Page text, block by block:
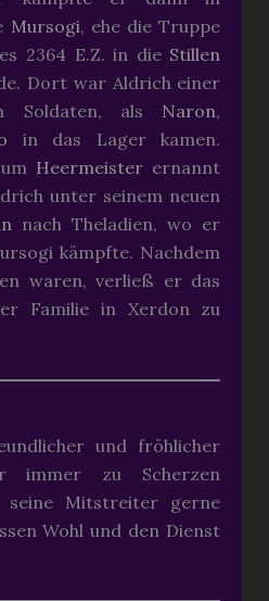
Mursogi, ehe die Truppe
2364 E.Z. in die Stillen
Dort war Aldrich einer
Soldaten, als Naron,
in das Lager kamen.
Heermeister ernannt
unter seinem neuen
nach Theladien, wo er
kämpfte. Nachdem
waren, verließ er das
Familie in Xerdon zu
und fröhlicher
immer zu Scherzen
seine Mitstreiter gerne
Wohl und den Dienst